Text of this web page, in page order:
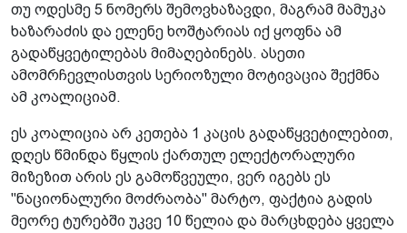
თუ ოდესმე 5 ნომერს შემოვხაზავდი, მაგრამ მამუკა
ხაზარაძის და ელენე ხოშტარიას იქ ყოფნა ამ
გადაწყვეტილებას მიმაღებინებს. ასეთი
ამომრჩევლისთვის სერიოზული მოტივაცია შექმნა
ამ კოალიციამ.
ეს კოალიცია არ კეთება 1 კაცის გადაწყვეტილებით,
დღეს წმინდა წყლის ქართულ ელექტორალური
მიზეზით არის ეს გამოწვეული, ვერ იგებს ეს
"ნაციონალური მოძრაობა" მარტო, ფაქტია გადის
მეორე ტურებში უკვე 10 წელია და მარცხდება ყველა